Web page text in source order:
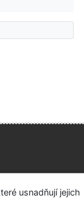
cookies
usnadňují jejich